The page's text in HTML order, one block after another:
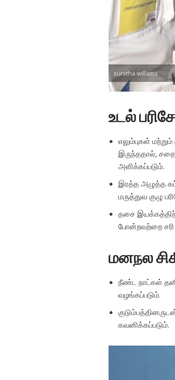
sunitha willams
உடல்
எலும்புகள்
இருந்ததால்,
அளிக்கப்படும்.
இரத்த அழுத்த
மருத்துவ குழு
தசை
போன்றவற்றை சரி
மனநல
நீண்ட நாட்கள்
வழங்கப்படும்.
கவனிக்கப்படும்.